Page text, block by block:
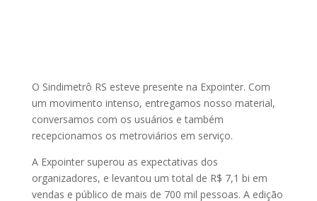
O Sindimetrô RS esteve presente na Expointer. Com
um movimento intenso, entregamos nosso material,
conversamos com os usuários e também
recepcionamos os metroviários em serviço.
A Expointer superou as expectativas dos
organizadores, e levantou um total de R$ 7,1 bi em
vendas e público de mais de 700 mil pessoas. A edição